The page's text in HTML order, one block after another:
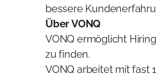
bessere
Über VONQ
VONQ ermöglicht
zu finden.
VONQ arbeitet mit fast